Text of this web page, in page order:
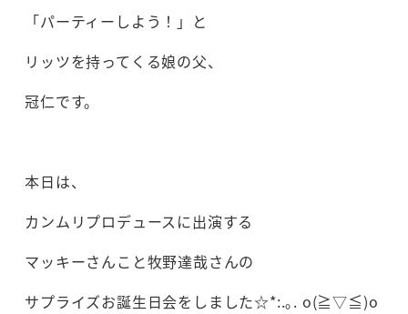
「パーティーしよう！」と
リッツを持ってくる娘の父、
冠仁です。
本日は、
カンムリプロデュースに出演する
マッキーさんこと牧野達哉さんの
サプライズお誕生日会をしました☆*:.｡. o(≧▽≦)o